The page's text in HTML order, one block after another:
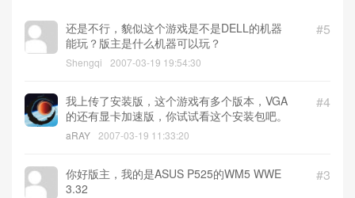
#5
还是不行，貌似这个游戏是不是DELL的机器
能玩？版主是什么机器可以玩？
Shengqi 2007-03-19 19:54:30
#4
我上传了安装版，这个游戏有多个版本，VGA
的还有显卡加速版，你试试看这个安装包吧。
aRAY 2007-03-19 11:33:20
#3
你好版主，我的是ASUS P525的WM5 WWE
3.32